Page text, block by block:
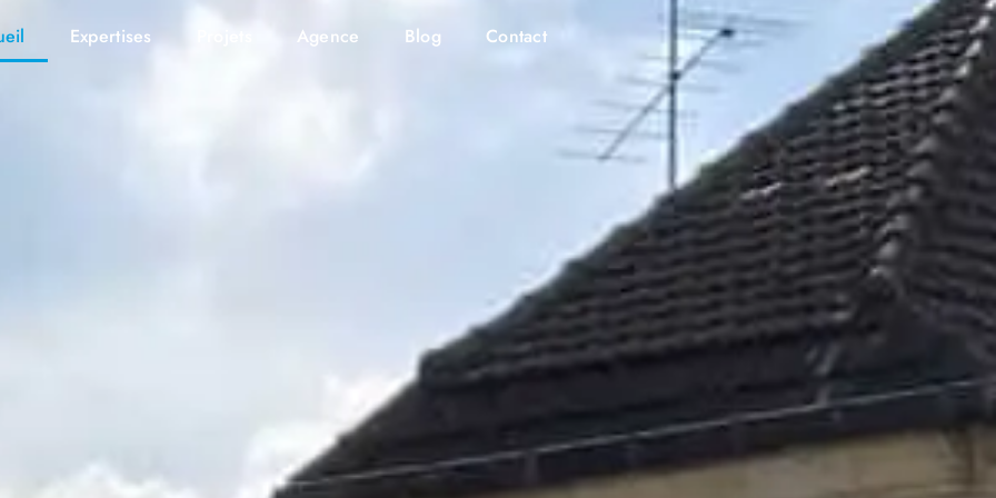
Expertises Agence Blog Contact Espace client